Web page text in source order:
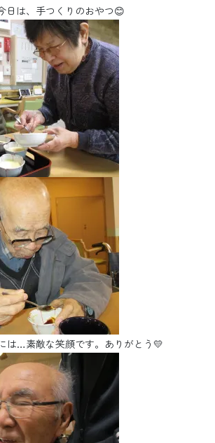
日は、手つくりのおやつ😊
は…素敵な笑顔です。ありがとう💛